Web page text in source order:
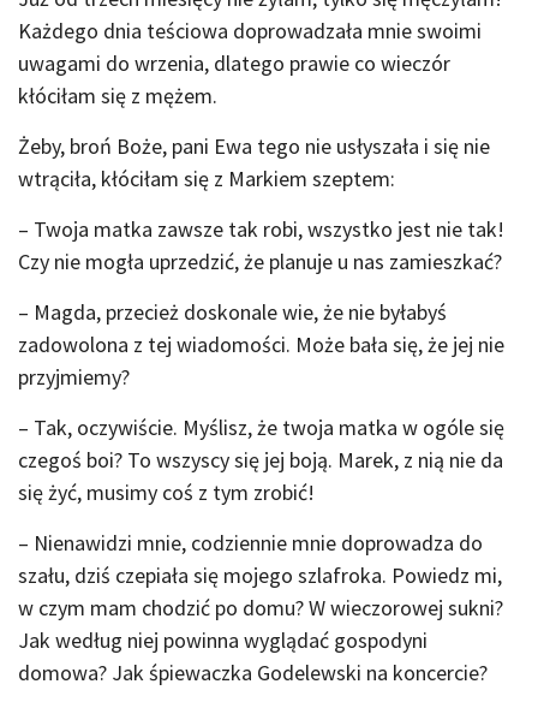
Każdego dnia teściowa doprowadzała mnie swoimi
uwagami do wrzenia, dlatego prawie co wieczór
kłóciłam się z mężem.
Żeby, broń Boże, pani Ewa tego nie usłyszała i się nie
wtrąciła, kłóciłam się z Markiem szeptem:
– Twoja matka zawsze tak robi, wszystko jest nie tak!
Czy nie mogła uprzedzić, że planuje u nas zamieszkać?
– Magda, przecież doskonale wie, że nie byłabyś
zadowolona z tej wiadomości. Może bała się, że jej nie
przyjmiemy?
– Tak, oczywiście. Myślisz, że twoja matka w ogóle się
czegoś boi? To wszyscy się jej boją. Marek, z nią nie da
się żyć, musimy coś z tym zrobić!
– Nienawidzi mnie, codziennie mnie doprowadza do
szału, dziś czepiała się mojego szlafroka. Powiedz mi,
w czym mam chodzić po domu? W wieczorowej sukni?
Jak według niej powinna wyglądać gospodyni
domowa? Jak śpiewaczka Godelewski na koncercie?